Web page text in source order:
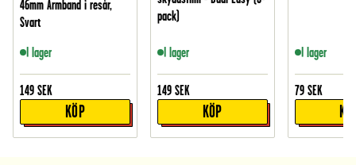
46mm Armband i resår,
Svart
I lager
149 SEK
KÖP
pack)
I lager
149 SEK
KÖP
I lager
79 SEK